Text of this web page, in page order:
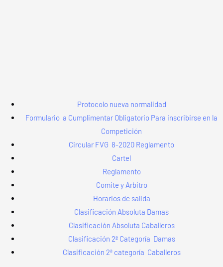
Protocolo nueva normalidad
Formulario a Cumplimentar Obligatorio Para inscribirse en la
Competición
Circular FVG 8-2020 Reglamento
Cartel
Reglamento
Comite y Arbitro
Horarios de salida
Clasificación Absoluta Damas
Clasificación Absoluta Caballeros
Clasificación 2ª Categoría Damas
Clasificación 2ª categoría Caballeros